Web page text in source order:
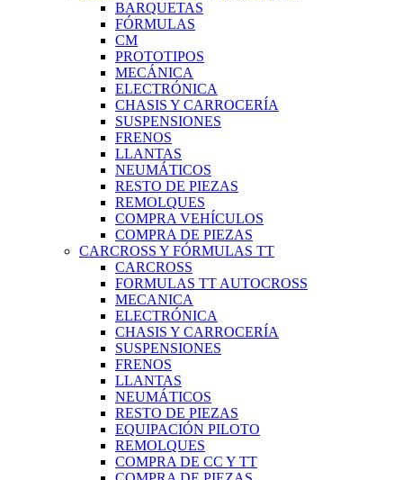
BARQUETAS
FÓRMULAS
CM
PROTOTIPOS
MECÁNICA
ELECTRÓNICA
CHASIS Y CARROCERÍA
SUSPENSIONES
FRENOS
LLANTAS
NEUMÁTICOS
RESTO DE PIEZAS
REMOLQUES
COMPRA VEHÍCULOS
COMPRA DE PIEZAS
CARCROSS Y FÓRMULAS TT
CARCROSS
FORMULAS TT AUTOCROSS
MECANICA
ELECTRÓNICA
CHASIS Y CARROCERÍA
SUSPENSIONES
FRENOS
LLANTAS
NEUMÁTICOS
RESTO DE PIEZAS
EQUIPACIÓN PILOTO
REMOLQUES
COMPRA DE CC Y TT